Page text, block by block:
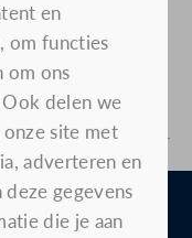
en
om functies
om ons
delen we
site met
adverteren en
deze gegevens
die je aan
en levering